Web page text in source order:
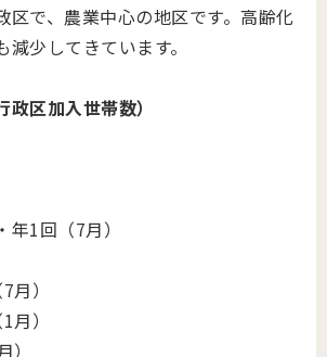
区で、農業中心の地区です。高齢化
少してきています。
区加入世帯数）
1回（7月）
）
）